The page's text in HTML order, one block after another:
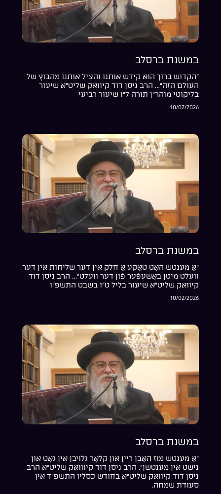
במשנת ברסלב
“הקדוש ברוך הוא קידש אותנו והציל אותנו מהבוץ של
העולם הזה”… הרב ניסן דוד קיוואק שליט”א שיעור
בליקוטי מוהר”ן תורה ל”ו שיעור רביעי
10/02/2026
במשנת ברסלב
“אַ מענטש האָט טאַקע אַ חלק אין דער שליחות אין דער
וועלט מיטן באַשעפֿער פֿון דער וועלט”… הרב ניסן דוד
קיוואק שליט”א שיעור בליל ט”ו בשבט התשפ”ו
10/02/2026
במשנת ברסלב
“אַ מענטש מוז האָבן ריין און קלאָר גלויבן אין גאָט און
נישט אין מענטשן”. הרב ניסן דוד קיווואק שליט”א הרב
ניסן דוד קיוואק שליט”א בחודש כסליו התשפ”ד אין
סעודת שמחה.